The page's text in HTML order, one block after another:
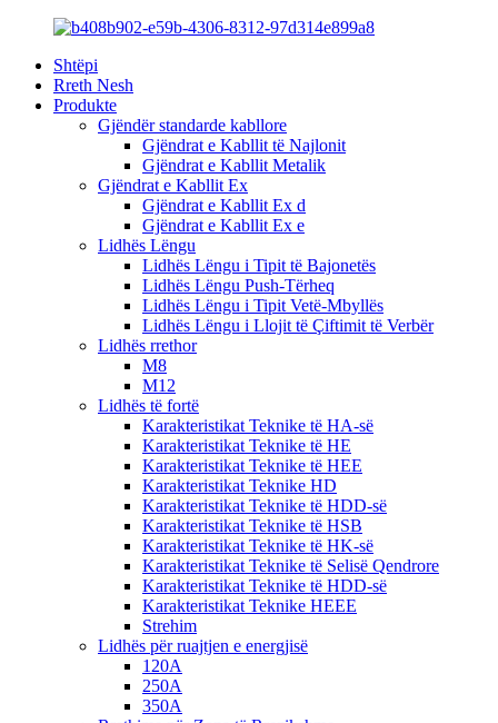
Shtëpi
Rreth Nesh
Produkte
Gjëndër standarde kabllore
Gjëndrat e Kabllit të Najlonit
Gjëndrat e Kabllit Metalik
Gjëndrat e Kabllit Ex
Gjëndrat e Kabllit Ex d
Gjëndrat e Kabllit Ex e
Lidhës Lëngu
Lidhës Lëngu i Tipit të Bajonetës
Lidhës Lëngu Push-Tërheq
Lidhës Lëngu i Tipit Vetë-Mbyllës
Lidhës Lëngu i Llojit të Çiftimit të Verbër
Lidhës rrethor
M8
M12
Lidhës të fortë
Karakteristikat Teknike të HA-së
Karakteristikat Teknike të HE
Karakteristikat Teknike të HEE
Karakteristikat Teknike HD
Karakteristikat Teknike të HDD-së
Karakteristikat Teknike të HSB
Karakteristikat Teknike të HK-së
Karakteristikat Teknike të Selisë Qendrore
Karakteristikat Teknike të HDD-së
Karakteristikat Teknike HEEE
Strehim
Lidhës për ruajtjen e energjisë
120A
250A
350A